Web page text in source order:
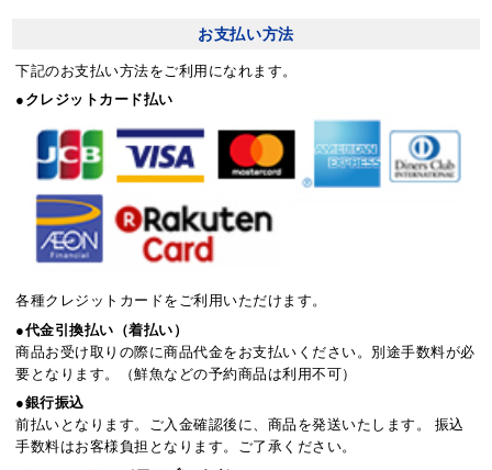
お支払い方法
下記のお支払い方法をご利用になれます。
●クレジットカード払い
各種クレジットカードをご利用いただけます。
●代金引換払い（着払い）
商品お受け取りの際に商品代金をお支払いください。別途手数料が必
要となります。（鮮魚などの予約商品は利用不可）
●銀行振込
前払いとなります。ご入金確認後に、商品を発送いたします。 振込
手数料はお客様負担となります。ご了承ください。